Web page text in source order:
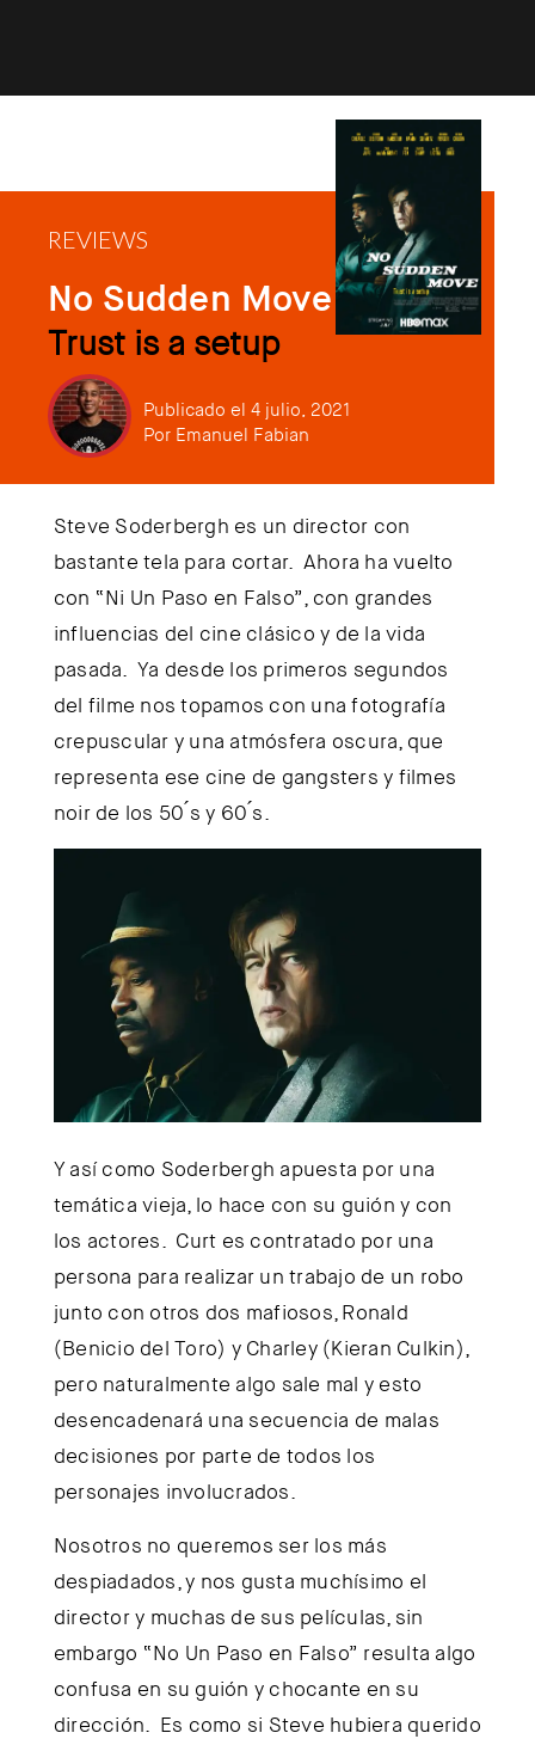
REVIEWS
No Sudden Move
Trust is a setup
Publicado el 4 julio, 2021
Por Emanuel Fabian
Steve Soderbergh es un director con
bastante tela para cortar. Ahora ha vuelto
con “Ni Un Paso en Falso”, con grandes
influencias del cine clásico y de la vida
pasada. Ya desde los primeros segundos
del filme nos topamos con una fotografía
crepuscular y una atmósfera oscura, que
representa ese cine de gangsters y filmes
noir de los 50 ́s y 60 ́s.
Y así como Soderbergh apuesta por una
temática vieja, lo hace con su guión y con
los actores. Curt es contratado por una
persona para realizar un trabajo de un robo
junto con otros dos mafiosos, Ronald
(Benicio del Toro) y Charley (Kieran Culkin),
pero naturalmente algo sale mal y esto
desencadenará una secuencia de malas
decisiones por parte de todos los
personajes involucrados.
Nosotros no queremos ser los más
despiadados, y nos gusta muchísimo el
director y muchas de sus películas, sin
embargo “No Un Paso en Falso” resulta algo
confusa en su guión y chocante en su
dirección. Es como si Steve hubiera querido